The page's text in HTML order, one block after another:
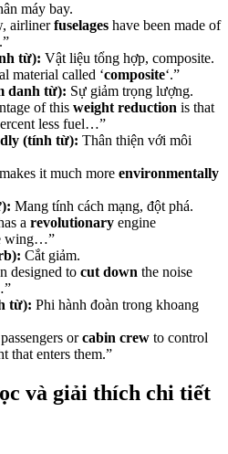
máy bay.
airlinerfuselages have been made of
từ): Vật liệu tổng hợp, composite.
material called ‘composite‘.”
danh từ): Sự giảm trọng lượng.
of this weight reduction is that
less fuel…”
(tính từ): Thân thiện với môi
it much more environmentally
Mang tính cách mạng, đột phá.
a revolutionary engine
wing…”
Cắt giảm.
designed to cut down the noise
từ): Phi hành đoàn trong khoang
orcabin crew to control
that enters them.”
và giải thích chi tiết